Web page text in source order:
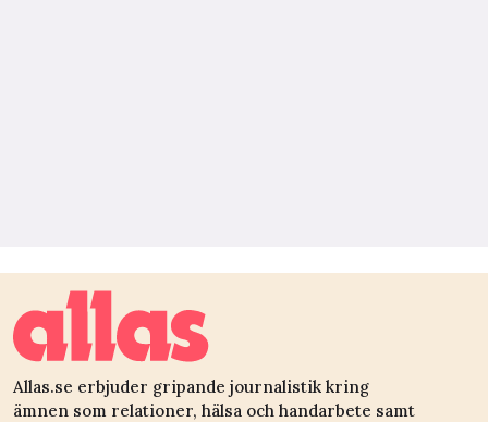
Allas.se erbjuder gripande journalistik kring
ämnen som relationer, hälsa och handarbete samt